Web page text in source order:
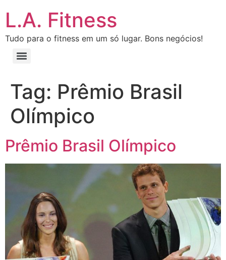
L.A. Fitness
Tudo para o fitness em um só lugar. Bons negócios!
Tag: Prêmio Brasil
Olímpico
Prêmio Brasil Olímpico